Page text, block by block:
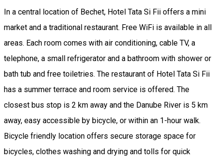
In a central location of Bechet, Hotel Tata Si Fii offers a mini
market and a traditional restaurant. Free WiFi is available in all
areas. Each room comes with air conditioning, cable TV, a
telephone, a small refrigerator and a bathroom with shower or
bath tub and free toiletries. The restaurant of Hotel Tata Si Fii
has a summer terrace and room service is offered. The
closest bus stop is 2 km away and the Danube River is 5 km
away, easy accessible by bicycle, or within an 1-hour walk.
Bicycle friendly location offers secure storage space for
bicycles, clothes washing and drying and tolls for quick